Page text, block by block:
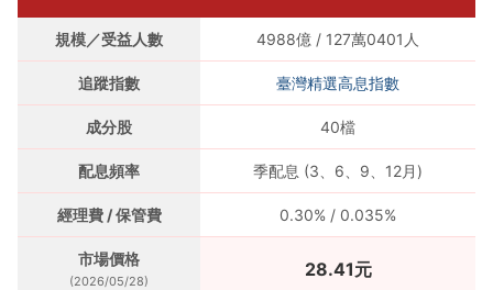
規模／受益人數 4988億 / 127萬0401人
追蹤指數 臺灣精選高息指數
成分股 40檔
配息頻率 季配息 (3、6、9、12月)
經理費 / 保管費 0.30% / 0.035%
市場價格
(2026/05/28)
28.41元